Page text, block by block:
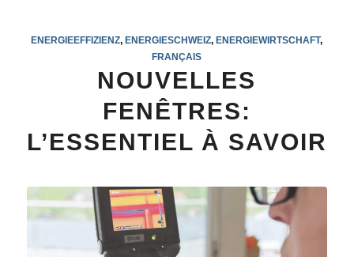
ENERGIEEFFIZIENZ ,ENERGIESCHWEIZ ,ENERGIEWIRTSCHAFT,
FRANÇAIS
NOUVELLES
FENÊTRES:
L’ESSENTIEL À SAVOIR